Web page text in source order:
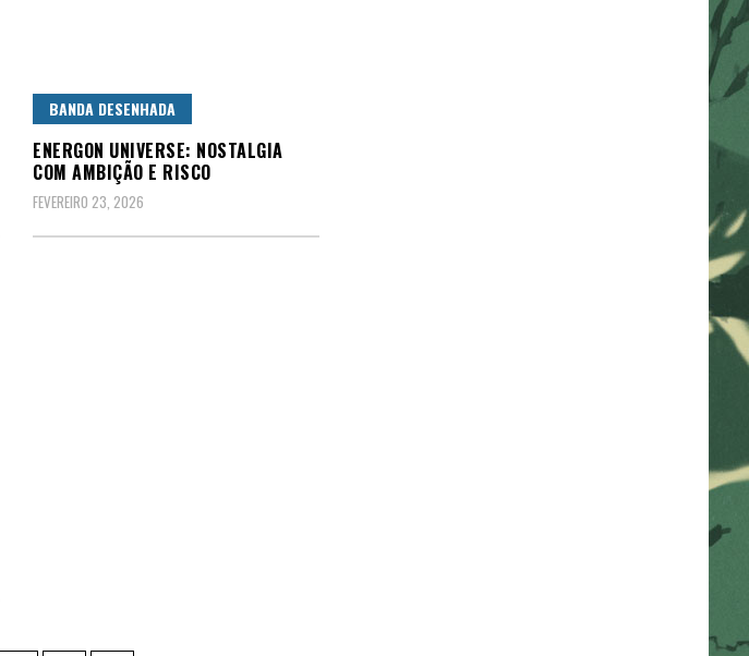
BANDA DESENHADA
ENERGON UNIVERSE: NOSTALGIA
COM AMBIÇÃO E RISCO
FEVEREIRO 23, 2026